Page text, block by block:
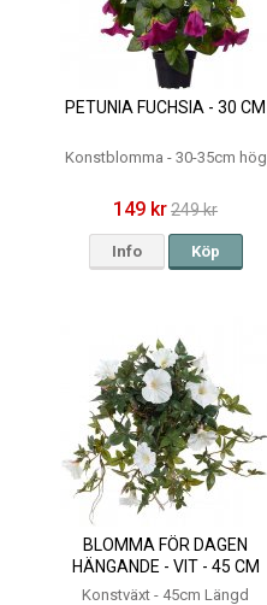
PETUNIA FUCHSIA - 30 CM
Konstblomma - 30-35cm hög
149 kr249 kr
Info Köp
BLOMMA FÖR DAGEN
HÄNGANDE - VIT - 45 CM
Konstväxt - 45cm Längd